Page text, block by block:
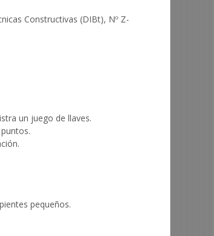
Constructivas (DIBt), Nº Z-
un juego de llaves.
pequeños.